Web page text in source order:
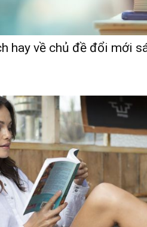
hay về chủ đề đổi mới